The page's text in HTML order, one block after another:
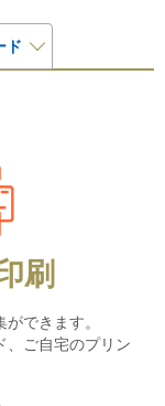
ド
刷
できます。
、ご自宅のプリン